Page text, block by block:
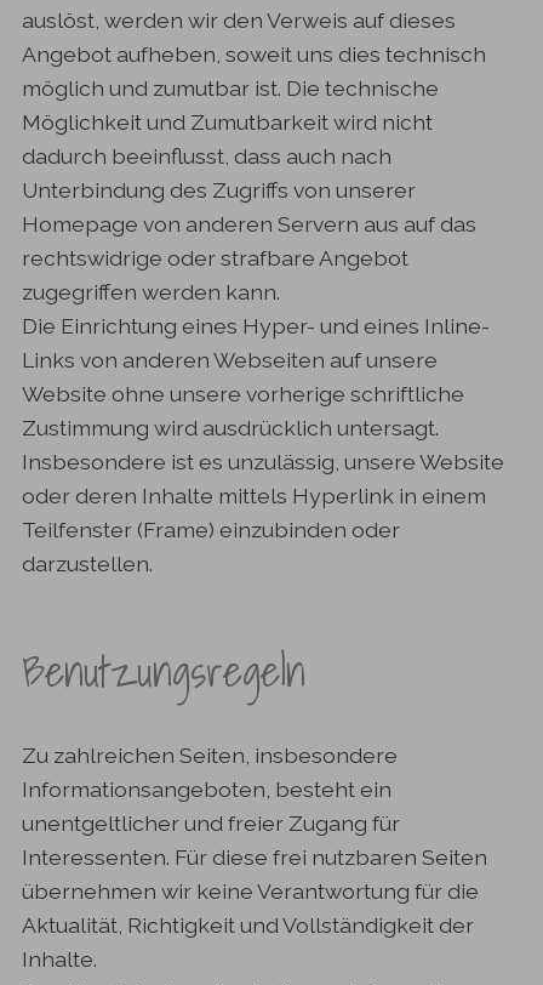
auslöst, werden wir den Verweis auf dieses
Angebot aufheben, soweit uns dies technisch
möglich und zumutbar ist. Die technische
Möglichkeit und Zumutbarkeit wird nicht
dadurch beeinflusst, dass auch nach
Unterbindung des Zugriffs von unserer
Homepage von anderen Servern aus auf das
rechtswidrige oder strafbare Angebot
zugegriffen werden kann.
Die Einrichtung eines Hyper- und eines Inline-
Links von anderen Webseiten auf unsere
Website ohne unsere vorherige schriftliche
Zustimmung wird ausdrücklich untersagt.
Insbesondere ist es unzulässig, unsere Website
oder deren Inhalte mittels Hyperlink in einem
Teilfenster (Frame) einzubinden oder
darzustellen.
Benutzungsregeln
Zu zahlreichen Seiten, insbesondere
Informationsangeboten, besteht ein
unentgeltlicher und freier Zugang für
Interessenten. Für diese frei nutzbaren Seiten
übernehmen wir keine Verantwortung für die
Aktualität, Richtigkeit und Vollständigkeit der
Inhalte.